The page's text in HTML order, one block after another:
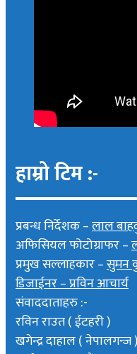
हाम्रो टिम :-
प्रबन्ध निर्देशक –लाल
अफिसियल फोटोग्राफर –
प्रमुख सल्लाहकार –सुमन
डिजाईनर – प्रविन आचार्य
संवाददाताहरु :-
रविन राउत ( ईटहरी )
खगेन्द्र दाहाल ( नेपालगन्ज )